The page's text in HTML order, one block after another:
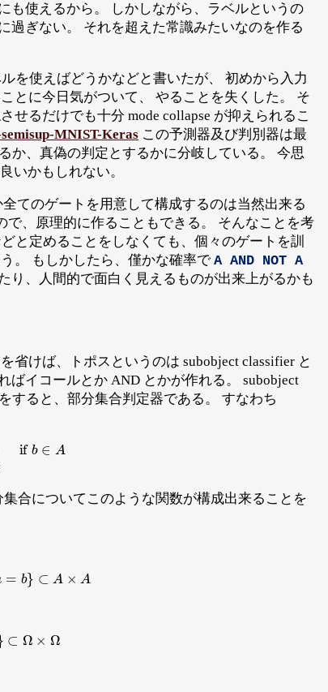
も使えるから。 しかしながら、ラベルというの
過ぎない。 それを超えた常識みたいなのを作る
を使えばどうかなどと書いたが、 初めから入力
とに今日気がついて、 やることを失くした。 そ
せるだけでも十分 mode collapse が抑えられるこ
MNIST-Kerasこの予測器及び判別器は最
か、真偽の判定とするかに分岐している。 今思
いかもしれない。
てのゲートを用意して構成するのは当然出来る
、原理的に作ることもできる。 そんなことを考
と定めることをしなくても、個々のゲートを訓
。 もしかしたら、僅かな確率でA AND NOT A
り、人間的で面白く見えるものが出来上がるかも
省けば、トポスというのは subobject classifier と
イコールとか AND とかが作れる。 subobject
すると、部分集合判定器である。 すなわち
∈A false
合についてこのような関数が構成出来ることを
=b }⊂ A× A
} ⊂ Ω× Ω